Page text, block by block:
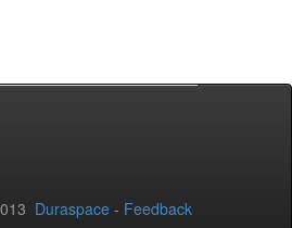
Duraspace - Feedback